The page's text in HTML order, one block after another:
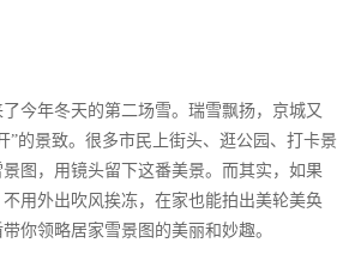
今年冬天的第二场雪。瑞雪飘扬，京城又
”的景致。很多市民上街头、逛公园、打卡景
图，用镜头留下这番美景。而其实，如果
不用外出吹风挨冻，在家也能拍出美轮美奂
你领略居家雪景图的美丽和妙趣。